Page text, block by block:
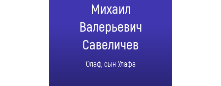
Михаил
Валерьевич
Савеличев
Олаф, сын Улафа